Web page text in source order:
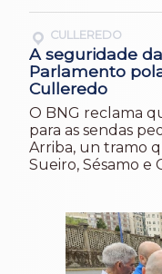
CULLEREDO
A seguridade
Parlamento
Culleredo
O BNG reclama
para as sendas
Arriba, un tramo
Sueiro, Sésamo e